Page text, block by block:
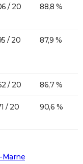
/ 20 88,8 %
/ 20 87,9 %
/ 20 86,7 %
/ 20 90,6 %
Marne